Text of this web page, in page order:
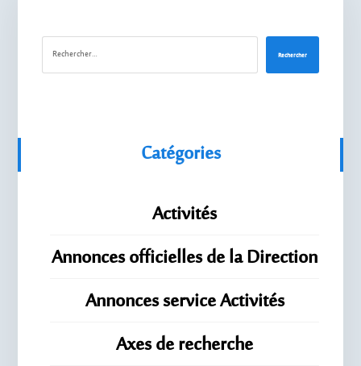
Rechercher
Catégories
Activités
Annonces officielles de la Direction
Annonces service Activités
Axes de recherche